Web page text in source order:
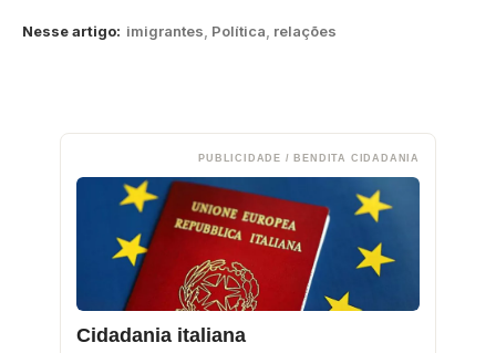
Nesse artigo: imigrantes Política relações
PUBLICIDADE / BENDITA CIDADANIA
Cidadania italiana